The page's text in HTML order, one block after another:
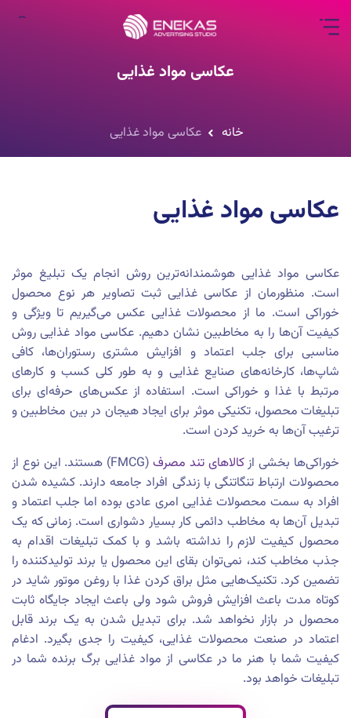
عکاسی مواد غذایی
خانه عکاسی مواد غذایی
عکاسی مواد غذایی
عکاسی مواد غذایی هوشمندانه‌ترین روش انجام یک تبلیغ موثر
است. منظورمان از عکاسی غذایی ثبت تصاویر هر نوع محصول
خوراکی است. ما از محصولات غذایی عکس می‌گیریم تا ویژگی و
کیفیت آن‌ها را به مخاطبین نشان دهیم. عکاسی مواد غذایی روش
مناسبی برای جلب اعتماد و افزایش مشتری رستوران‌ها، کافی
شاپ‌ها، کارخانه‌های صنایع غذایی و به طور کلی کسب و کارهای
مرتبط با غذا و خوراکی است. استفاده از عکس‌های حرفه‌ای برای
تبلیغات محصول، تکنیکی موثر برای ایجاد هیجان در بین مخاطبین و
ترغیب آن‌ها به خرید کردن است.
خوراکی‌ها بخشی ازکالاهای تند مصرف
(FMCG) هستند. این نوع از
محصولات ارتباط تنگاتنگی با زندگی افراد جامعه دارند. کشیده شدن
افراد به سمت محصولات غذایی امری عادی بوده اما جلب اعتماد و
تبدیل آن‌ها به مخاطب دائمی کار بسیار دشواری است. زمانی که یک
محصول کیفیت لازم را نداشته باشد و با کمک تبلیغات اقدام به
جذب مخاطب کند، نمی‌توان بقای این محصول یا برند تولیدکننده را
تضمین کرد. تکنیک‌هایی مثل براق کردن غذا با روغن موتور شاید در
کوتاه مدت باعث افزایش فروش شود ولی باعث ایجاد جایگاه ثابت
محصول در بازار نخواهد شد. برای تبدیل شدن به یک برند قابل
اعتماد در صنعت محصولات غذایی، کیفیت را جدی بگیرد. ادغام
کیفیت شما با هنر ما در عکاسی از مواد غذایی برگ برنده شما در
تبلیغات خواهد بود.